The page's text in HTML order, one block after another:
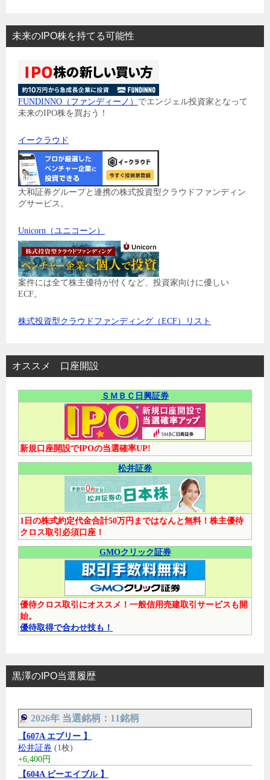
未来のIPO株を持てる可能性
FUNDINNO（ファンディーノ） でエンジェル投資家となって
未来のIPO株を買おう！
イークラウド
大和証券グループと連携の株式投資型クラウドファンディン
グサービス。
Unicorn（ユニコーン）
案件には全て株主優待が付くなど、投資家向けに優しい
ECF。
株式投資型クラウドファンディング（ECF）リスト
オススメ 口座開設
ＳＭＢＣ日興証券
新規口座開設でIPOの当選確率UP!
松井証券
1日の株式約定代金合計50万円まではなんと無料！株主優待
クロス取引必須口座！
GMOクリック証券
優待クロス取引にオススメ！一般信用売建取引サービスも開
始。
優待取得で合わせ技も！
黒澤のIPO当選履歴
2026年 当選銘柄：11銘柄
【607A エブリー 】
松井証券 (1枚)
+6,400円
【604A ビーエイブル 】